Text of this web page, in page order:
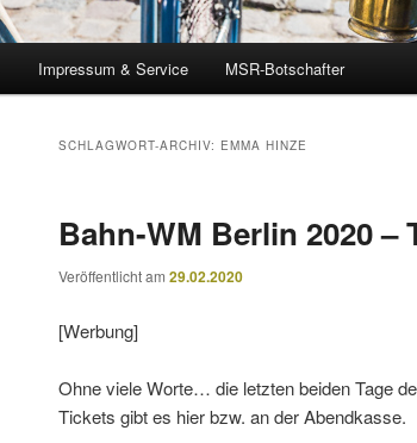
Impressum & Service MSR-Botschafter
SCHLAGWORT-ARCHIV: EMMA HINZE
Bahn-WM Berlin 2020 –
Veröffentlicht am 29.02.2020
[Werbung]
Ohne viele Worte… die letzten beiden Tage
Tickets gibt es hier bzw. an der Abendkasse.